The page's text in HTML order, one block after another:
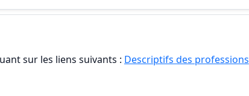
sur les liens suivants : Descriptifs des professions